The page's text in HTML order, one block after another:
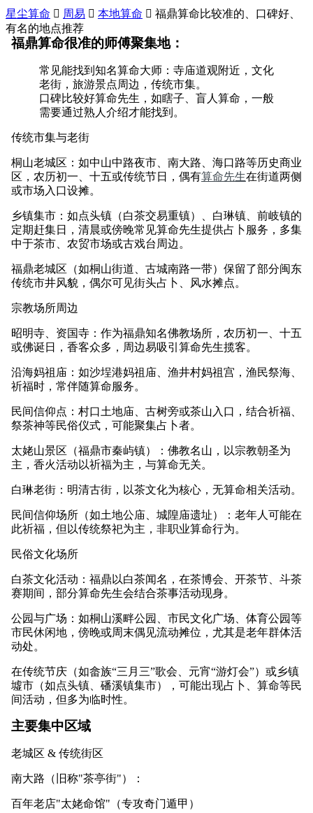
星尘算命  周易  本地算命  福鼎算命比较准的、口碑好、
有名的地点推荐
福鼎算命很准的师傅聚集地：
常见能找到知名算命大师：寺庙道观附近，文化
老街，旅游景点周边，传统市集。
口碑比较好算命先生，如瞎子、盲人算命，一般
需要通过熟人介绍才能找到。
传统市集与老街
桐山老城区：如中山中路夜市、南大路、海口路等历史商业
区，农历初一、十五或传统节日，偶有算命先生在街道两侧
或市场入口设摊。
乡镇集市：如点头镇（白茶交易重镇）、白琳镇、前岐镇的
定期赶集日，清晨或傍晚常见算命先生提供占卜服务，多集
中于茶市、农贸市场或古戏台周边。
福鼎老城区（如桐山街道、古城南路一带）保留了部分闽东
传统市井风貌，偶尔可见街头占卜、风水摊点。
宗教场所周边
昭明寺、资国寺：作为福鼎知名佛教场所，农历初一、十五
或佛诞日，香客众多，周边易吸引算命先生揽客。
沿海妈祖庙：如沙埕港妈祖庙、渔井村妈祖宫，渔民祭海、
祈福时，常伴随算命服务。
民间信仰点：村口土地庙、古树旁或茶山入口，结合祈福、
祭茶神等民俗仪式，可能聚集占卜者。
太姥山景区（福鼎市秦屿镇）：佛教名山，以宗教朝圣为
主，香火活动以祈福为主，与算命无关。
白琳老街：明清古街，以茶文化为核心，无算命相关活动。
民间信仰场所（如土地公庙、城隍庙遗址）：老年人可能在
此祈福，但以传统祭祀为主，非职业算命行为。
民俗文化场所
白茶文化活动：福鼎以白茶闻名，在茶博会、开茶节、斗茶
赛期间，部分算命先生会结合茶事活动现身。
公园与广场：如桐山溪畔公园、市民文化广场、体育公园等
市民休闲地，傍晚或周末偶见流动摊位，尤其是老年群体活
动处。
在传统节庆（如畲族“三月三”歌会、元宵“游灯会”）或乡镇
墟市（如点头镇、磻溪镇集市），可能出现占卜、算命等民
间活动，但多为临时性。
主要集中区域
老城区 & 传统街区
南大路（旧称"茶亭街"）：
百年老店"太姥命馆"（专攻奇门遁甲）